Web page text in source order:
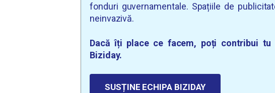
fonduri guvernamentale. Spațiile de
neinvazivă.
Dacă îți place ce facem, poți contribui tu
Biziday.
SUSȚINE ECHIPA BIZIDAY